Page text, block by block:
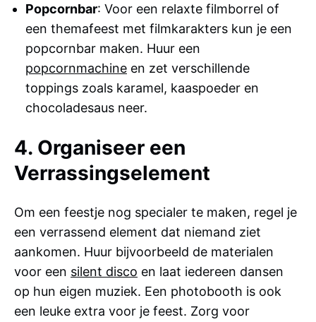
Popcornbar: Voor een relaxte filmborrel of
een themafeest met filmkarakters kun je een
popcornbar maken. Huur een
popcornmachine en zet verschillende
toppings zoals karamel, kaaspoeder en
chocoladesaus neer.
4. Organiseer een
Verrassingselement
Om een feestje nog specialer te maken, regel je
een verrassend element dat niemand ziet
aankomen. Huur bijvoorbeeld de materialen
voor een silent disco en laat iedereen dansen
op hun eigen muziek. Een photobooth is ook
een leuke extra voor je feest. Zorg voor